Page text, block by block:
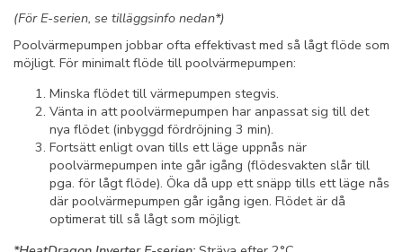
(För E-serien, se tilläggsinfo nedan*)
Poolvärmepumpen jobbar ofta effektivast med så lågt flöde som
möjligt. För minimalt flöde till poolvärmepumpen:
Minska flödet till värmepumpen stegvis.
Vänta in att poolvärmepumpen har anpassat sig till det
nya flödet (inbyggd fördröjning 3 min).
Fortsätt enligt ovan tills ett läge uppnås när
poolvärmepumpen inte går igång (flödesvakten slår till
pga. för lågt flöde). Öka då upp ett snäpp tills ett läge nås
där poolvärmepumpen går igång igen. Flödet är då
optimerat till så lågt som möjligt.